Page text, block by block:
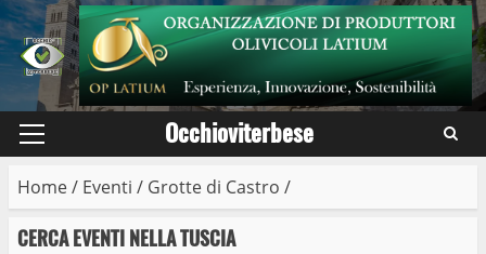
Skip
to
content
Primary
Occhioviterbese
Home/ Eventi / Grotte di Castro /
CERCA EVENTI NELLA TUSCIA